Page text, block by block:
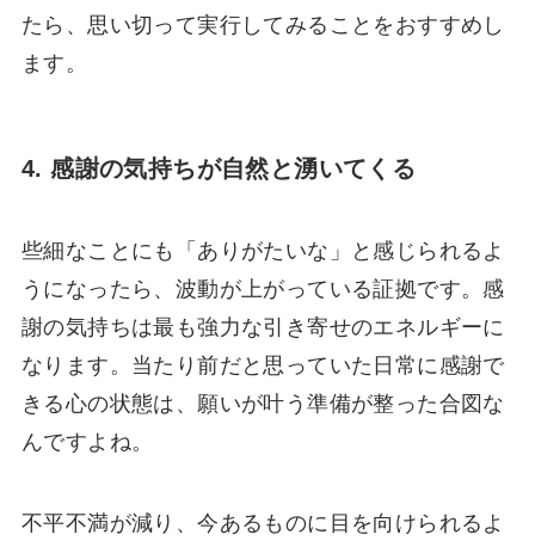
たら、思い切って実行してみることをおすすめし
ます。
4. 感謝の気持ちが自然と湧いてくる
些細なことにも「ありがたいな」と感じられるよ
うになったら、波動が上がっている証拠です。感
謝の気持ちは最も強力な引き寄せのエネルギーに
なります。当たり前だと思っていた日常に感謝で
きる心の状態は、願いが叶う準備が整った合図な
んですよね。
不平不満が減り、今あるものに目を向けられるよ